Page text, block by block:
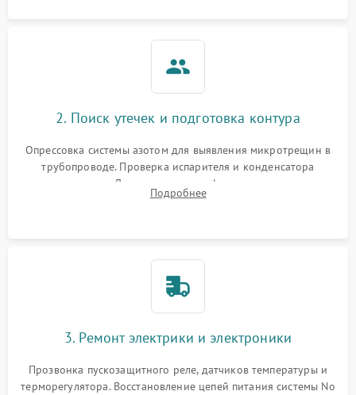
2. Поиск утечек и подготовка контура
Опрессовка системы азотом для выявления микротрещин в
трубопроводе. Проверка испарителя и конденсатора
течеискателем. Демонтаж старого фильтра-осушителя и
продувка капиллярной трубки для устранения засоров.
Подробнее
3. Ремонт электрики и электроники
Прозвонка пускозащитного реле, датчиков температуры и
терморегулятора. Восстановление цепей питания системы No